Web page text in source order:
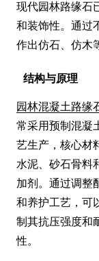
现代园林路缘石
和装饰性。通过
作出仿石、仿木
结构与原理
园林混凝土路缘
常采用预制混凝
艺生产，核心材
水泥、砂石骨料
加剂。通过调整
和养护工艺，可
制其抗压强度和
性。